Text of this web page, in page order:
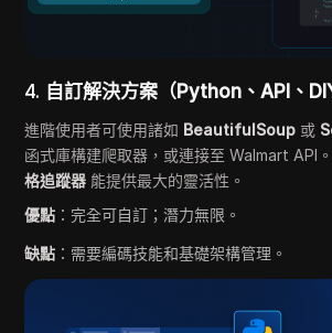
4. 自訂解決方案（Python、API、
進階使用者可使用諸如 BeautifulSoup 或
函式庫構建爬取器，或連接至 Walmart API
格追蹤器 能提供最大的靈活性。
優點 ：完全可自訂；潛力無限。
缺點 ：需要編碼技能和基礎架構管理。